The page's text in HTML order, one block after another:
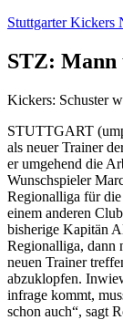
Zum
springen
Stuttgarter Kickers
STZ: Mann
Kickers: Schuster
STUTTGART
als neuer Trainer
er umgehend die
Wunschspieler
Regionalliga für die
einem anderen
bisherige Kapitän
Regionalliga, dann
neuen Trainer
abzuklopfen.
infrage kommt,
schon auch“, sagt